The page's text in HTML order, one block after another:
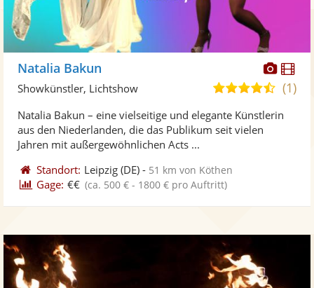
Fotos
Natalia Bakun
4,5
5
(1)
Showkünstler, Lichtshow
Natalia Bakun – eine vielseitige und elegante Künstlerin
aus den Niederlanden, die das Publikum seit vielen
Jahren mit außergewöhnlichen Acts ...
Standort: Leipzig (DE) - 51 km von Köthen
Gage: €€ (ca. 500 € - 1800 € pro Auftritt)